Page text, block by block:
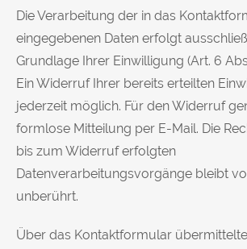
Die Verarbeitung der in das
eingegebenen Daten erfolgt
Grundlage Ihrer Einwilligung (Art. 6
Ein Widerruf Ihrer bereits erteilten
jederzeit möglich. Für den Widerruf
formlose Mitteilung per E-Mail. Die
bis zum Widerruf erfolgten
Datenverarbeitungsvorgänge bleibt
unberührt.
Über das Kontaktformular